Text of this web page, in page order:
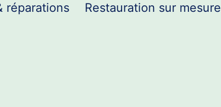
réparations Restauration sur mesure